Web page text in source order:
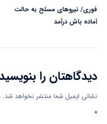
فوری/ نیرو‌های مسلح به حالت
آماده باش درآمد
دیدگاهتان را
نشانی ایمیل شما منتشر نخواهد شد.
*